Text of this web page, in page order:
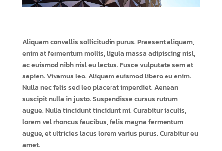
Aliquam convallis sollicitudin purus. Praesent aliquam,
enim at fermentum mollis, ligula massa adipiscing nisl,
ac euismod nibh nisl eu lectus. Fusce vulputate sem at
sapien. Vivamus leo. Aliquam euismod libero eu enim.
Nulla nec felis sed leo placerat imperdiet. Aenean
suscipit nulla in justo. Suspendisse cursus rutrum
augue. Nulla tincidunt tincidunt mi. Curabitur iaculis,
lorem vel rhoncus faucibus, felis magna fermentum
augue, et ultricies lacus lorem varius purus. Curabitur eu
amet.